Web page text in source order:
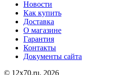
Новости
Как купить
Доставка
О магазине
Гарантия
Контакты
Документы сайта
© 12x70.ru, 2026